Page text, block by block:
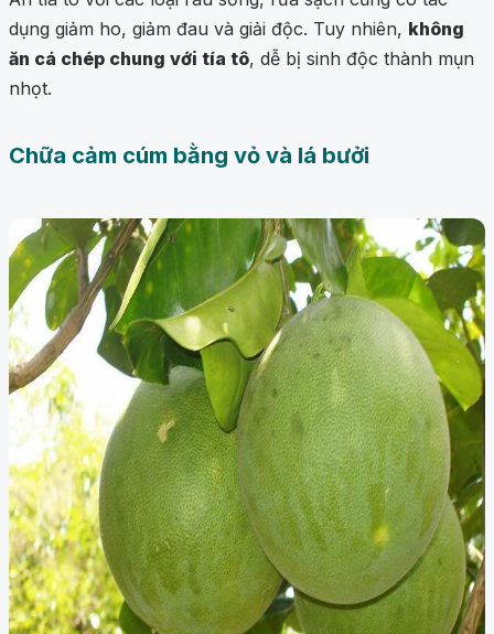
dụng giảm ho, giảm đau và giải độc. Tuy nhiên, không
ăn cá chép chung với tía tô, dễ bị sinh độc thành mụn
nhọt.
Chữa cảm cúm bằng vỏ và lá bưởi